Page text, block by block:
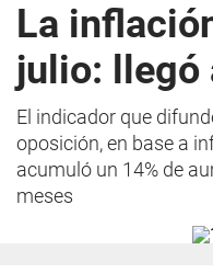
La
julio: llegó
El indicador que
oposición, en base a
acumuló un 14% de
meses